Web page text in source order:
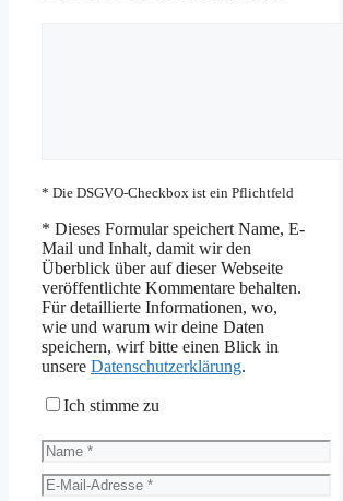
* Die DSGVO-Checkbox ist ein Pflichtfeld
* Dieses Formular speichert Name, E-
Mail und Inhalt, damit wir den
Überblick über auf dieser Webseite
veröffentlichte Kommentare behalten.
Für detaillierte Informationen, wo,
wie und warum wir deine Daten
speichern, wirf bitte einen Blick in
unsere Datenschutzerklärung.
Ich stimme zu
Name
E-